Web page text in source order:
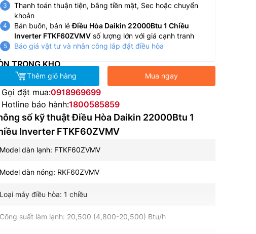
Thanh toán thuận tiện, bằng tiền mặt, Sec hoặc chuyển
khoản
Bán buôn, bán lẻĐiều Hòa Daikin 22000Btu 1 Chiều
Inverter FTKF60ZVMV số lượng lớn với giá cạnh tranh
Báo giá vật tư và nhân công lắp đặt điều hòa
TRONG KHO
Thêm giỏ hàng Mua ngay
Gọi đặt mua:0918969699
Hotline bảo hành:1800585859
số kỹ thuật Điều Hòa Daikin 22000Btu 1
Inverter FTKF60ZVMV
Model dàn lạnh: FTKF60ZVMV
Model dàn nóng: RKF60ZVMV
Loại máy điều hòa: 1 chiều
Công suất làm lạnh: 20,500 (4,800-20,500) Btu/h